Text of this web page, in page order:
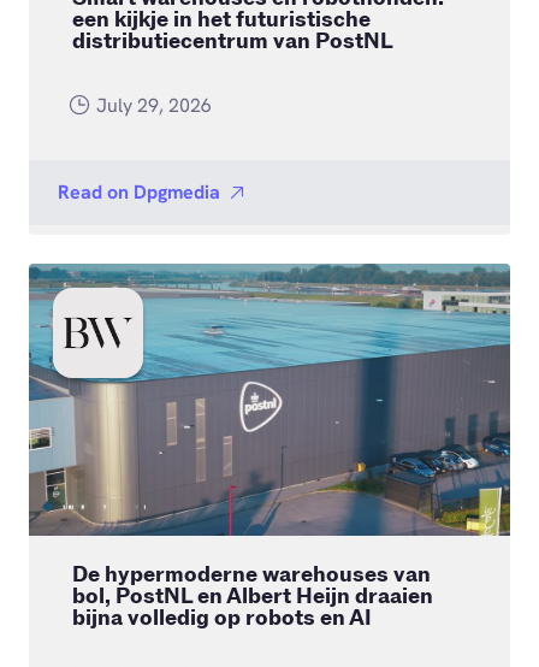
een kijkje in het futuristische
distributiecentrum van PostNL
July 29, 2026
Read on Dpgmedia
De hypermoderne warehouses van
bol, PostNL en Albert Heijn draaien
bijna volledig op robots en AI